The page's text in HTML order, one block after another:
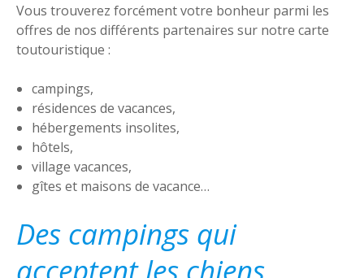
Vous trouverez forcément votre bonheur parmi les
offres de nos différents partenaires sur notre carte
toutouristique :
campings,
résidences de vacances,
hébergements insolites,
hôtels,
village vacances,
gîtes et maisons de vacance…
Des campings qui
acceptent les chiens